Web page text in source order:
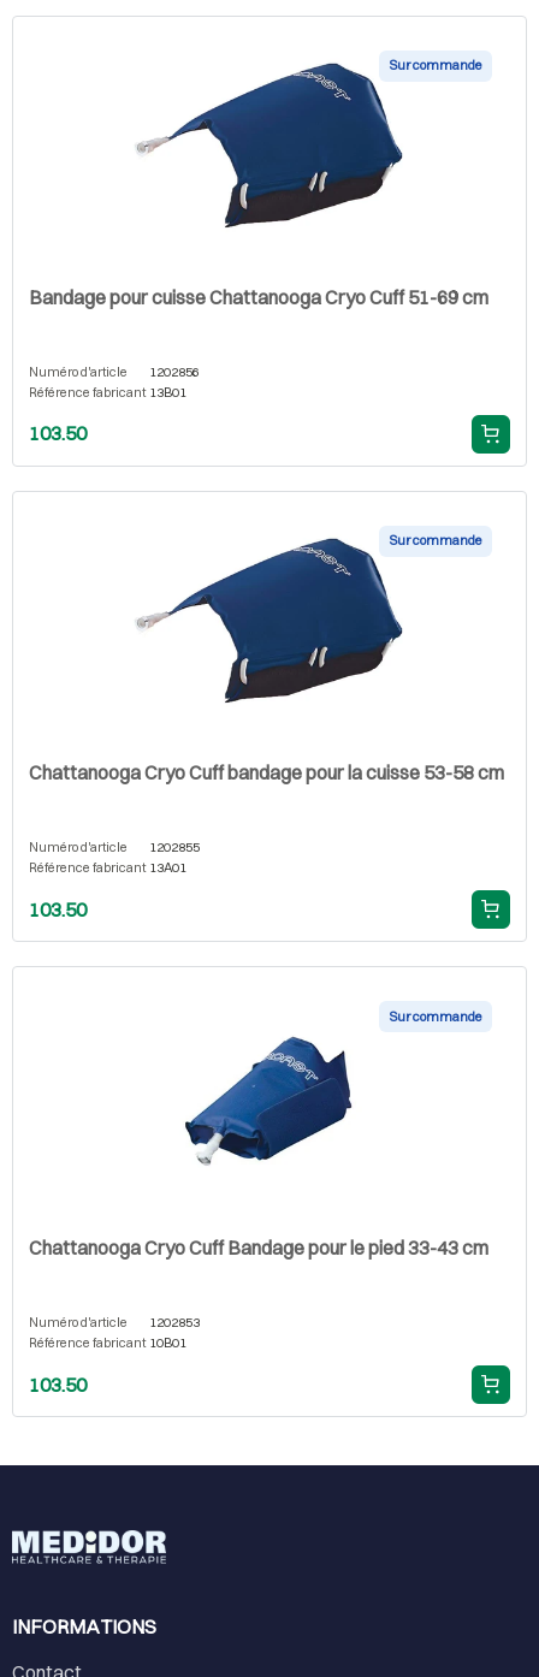
Sur commande
Bandage pour cuisse Chattanooga Cryo Cuff 51-69 cm
Numéro d'article
1202856
Référence fabricant 13B01
103.50
Sur commande
Chattanooga Cryo Cuff bandage pour la cuisse 53-58 cm
Numéro d'article
1202855
Référence fabricant 13A01
103.50
Sur commande
Chattanooga Cryo Cuff Bandage pour le pied 33-43 cm
Numéro d'article
1202853
Référence fabricant 10B01
103.50
INFORMATIONS
Contact